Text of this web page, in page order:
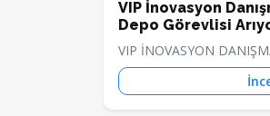
VIP İnovasyon
Depo Görevlisi
VIP İNOVASYON